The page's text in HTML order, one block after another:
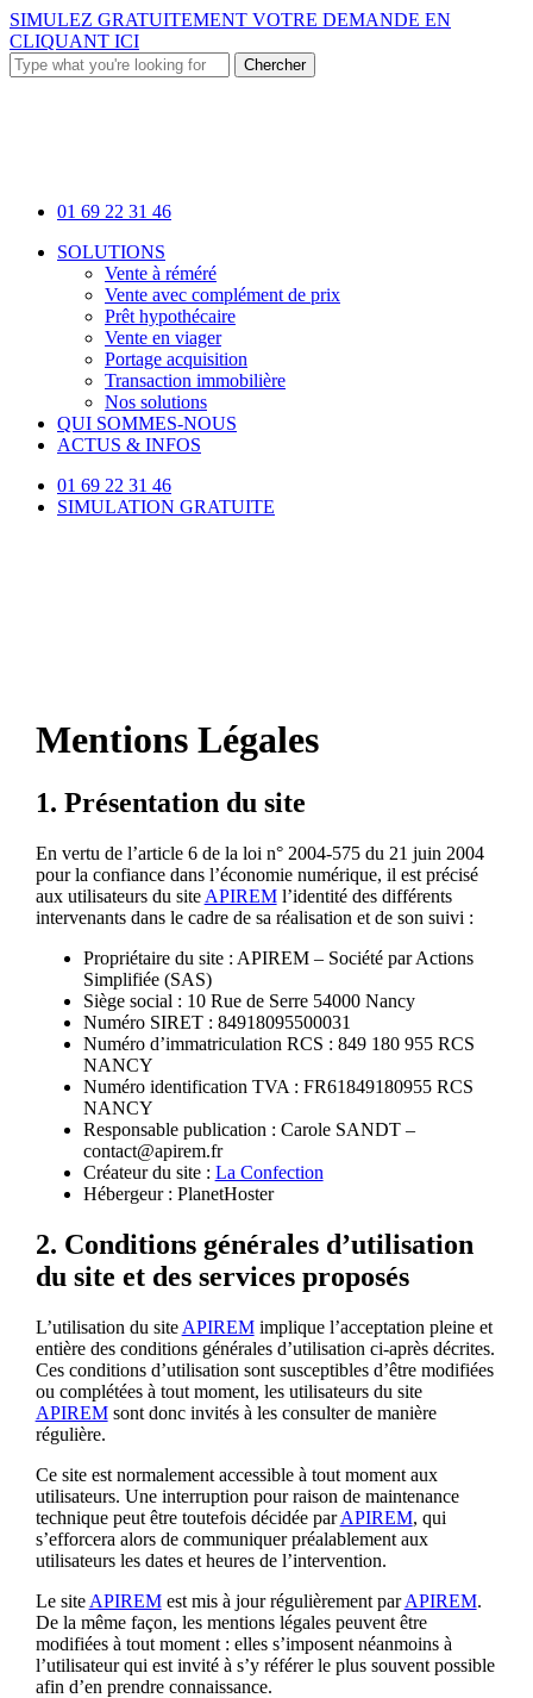
Skip
to
main
content
SIMULEZ GRATUITEMENT VOTRE DEMANDE EN
CLIQUANT ICI
Chercher
01 69 22 31 46
Menu
SOLUTIONS
Vente à réméré
Vente avec complément de prix
Prêt hypothécaire
Vente en viager
Portage acquisition
Transaction immobilière
Nos solutions
QUI SOMMES-NOUS
ACTUS & INFOS
01 69 22 31 46
SIMULATION GRATUITE
Mentions Légales
1. Présentation du site
En vertu de l’article 6 de la loi n° 2004-575 du 21 juin 2004
pour la confiance dans l’économie numérique, il est précisé
aux utilisateurs du site APIREMl’identité des différents
intervenants dans le cadre de sa réalisation et de son suivi :
Propriétaire du site : APIREM – Société par Actions
Simplifiée (SAS)
Siège social : 10 Rue de Serre 54000 Nancy
Numéro SIRET : 84918095500031
Numéro d’immatriculation RCS : 849 180 955 RCS
NANCY
Numéro identification TVA : FR61849180955 RCS
NANCY
Responsable publication : Carole SANDT –
contact@apirem.fr
Créateur du site : La Confection
Hébergeur : PlanetHoster
2. Conditions générales d’utilisation
du site et des services proposés
L’utilisation du site APIREMimplique l’acceptation pleine et
entière des conditions générales d’utilisation ci-après décrites.
Ces conditions d’utilisation sont susceptibles d’être modifiées
ou complétées à tout moment, les utilisateurs du site
APIREMsont donc invités à les consulter de manière
régulière.
Ce site est normalement accessible à tout moment aux
utilisateurs. Une interruption pour raison de maintenance
technique peut être toutefois décidée parAPIREM, qui
s’efforcera alors de communiquer préalablement aux
utilisateurs les dates et heures de l’intervention.
Le site APIREMest mis à jour régulièrement parAPIREM.
De la même façon, les mentions légales peuvent être
modifiées à tout moment : elles s’imposent néanmoins à
l’utilisateur qui est invité à s’y référer le plus souvent possible
afin d’en prendre connaissance.